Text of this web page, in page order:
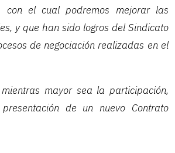
con el cual podremos mejorar las
y que han sido logros del Sindicato
de negociación realizadas en el
mayor sea la participación,
de un nuevo Contrato